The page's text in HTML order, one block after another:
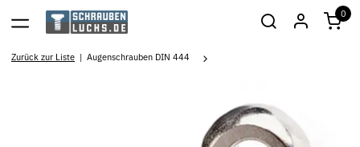
0
Zurück zur Liste Augenschrauben DIN 444